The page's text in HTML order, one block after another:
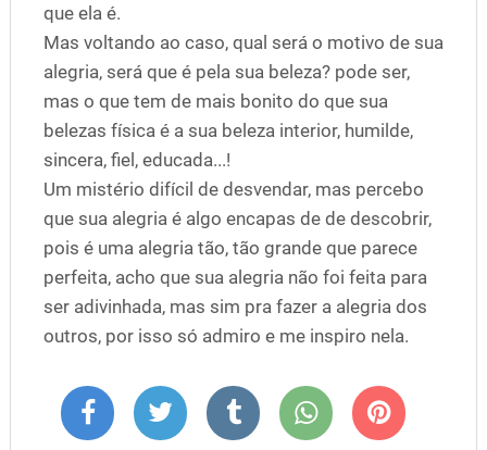
que ela é.
Mas voltando ao caso, qual será o motivo de sua
alegria, será que é pela sua beleza? pode ser,
mas o que tem de mais bonito do que sua
belezas física é a sua beleza interior, humilde,
sincera, fiel, educada...!
Um mistério difícil de desvendar, mas percebo
que sua alegria é algo encapas de de descobrir,
pois é uma alegria tão, tão grande que parece
perfeita, acho que sua alegria não foi feita para
ser adivinhada, mas sim pra fazer a alegria dos
outros, por isso só admiro e me inspiro nela.